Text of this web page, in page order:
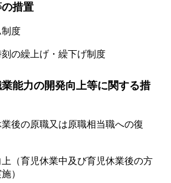
措置
度
の繰上げ・繰下げ制度
能力の開発向上等に関する措
後の原職又は原職相当職への復
（育児休業中及び育児休業後の方
）